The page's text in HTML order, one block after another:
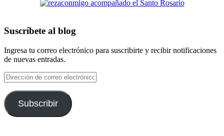
Suscríbete al blog
Ingresa tu correo electrónico para suscribirte y recibir notificaciones
de nuevas entradas.
Dirección
de
correo
electrónico
Subscribir